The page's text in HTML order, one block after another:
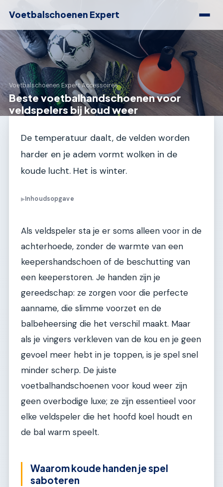
Voetbalschoenen Expert
Voetbalschoenen Expert›Accessoires
Beste voetbalhandschoenen voor
veldspelers bij koud weer
De temperatuur daalt, de velden worden
harder en je adem vormt wolken in de
koude lucht. Het is winter.
▶Inhoudsopgave
Als veldspeler sta je er soms alleen voor in de
achterhoede, zonder de warmte van een
keepershandschoen of de beschutting van
een keeperstoren. Je handen zijn je
gereedschap: ze zorgen voor die perfecte
aanname, die slimme voorzet en de
balbeheersing die het verschil maakt. Maar
als je vingers verkleven van de kou en je geen
gevoel meer hebt in je toppen, is je spel snel
minder scherp. De juiste
voetbalhandschoenen voor koud weer zijn
geen overbodige luxe; ze zijn essentieel voor
elke veldspeler die het hoofd koel houdt en
de bal warm speelt.
Waarom koude handen je spel
saboteren